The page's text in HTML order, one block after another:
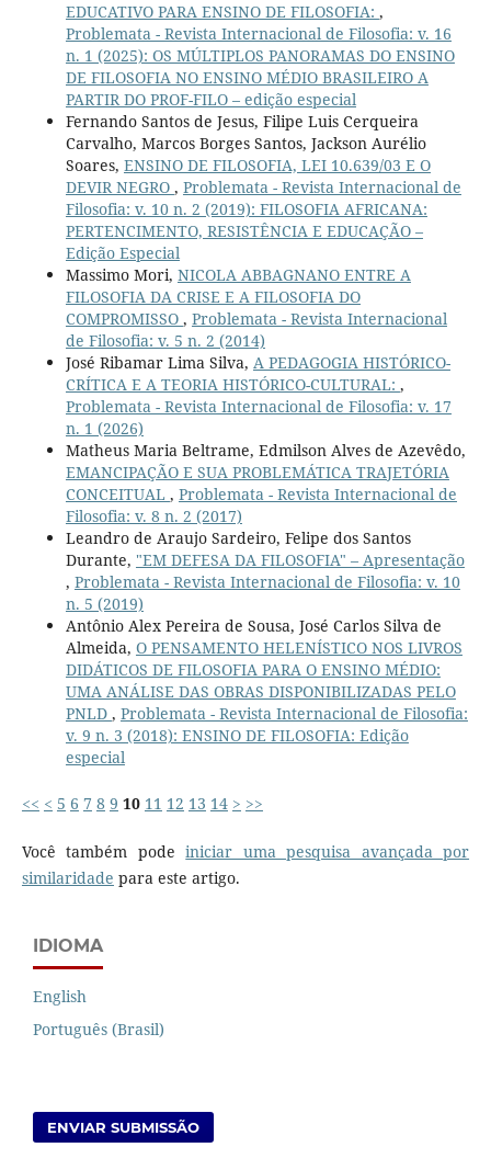
EDUCATIVO PARA ENSINO DE FILOSOFIA: ,
Problemata - Revista Internacional de Filosofia: v. 16
n. 1 (2025): OS MÚLTIPLOS PANORAMAS DO ENSINO
DE FILOSOFIA NO ENSINO MÉDIO BRASILEIRO A
PARTIR DO PROF-FILO – edição especial
Fernando Santos de Jesus, Filipe Luis Cerqueira
Carvalho, Marcos Borges Santos, Jackson Aurélio
Soares, ENSINO DE FILOSOFIA, LEI 10.639/03 E O
DEVIR NEGRO , Problemata - Revista Internacional de
Filosofia: v. 10 n. 2 (2019): FILOSOFIA AFRICANA:
PERTENCIMENTO, RESISTÊNCIA E EDUCAÇÃO –
Edição Especial
Massimo Mori, NICOLA ABBAGNANO ENTRE A
FILOSOFIA DA CRISE E A FILOSOFIA DO
COMPROMISSO , Problemata - Revista Internacional
de Filosofia: v. 5 n. 2 (2014)
José Ribamar Lima Silva, A PEDAGOGIA HISTÓRICO-
CRÍTICA E A TEORIA HISTÓRICO-CULTURAL: ,
Problemata - Revista Internacional de Filosofia: v. 17
n. 1 (2026)
Matheus Maria Beltrame, Edmilson Alves de Azevêdo,
EMANCIPAÇÃO E SUA PROBLEMÁTICA TRAJETÓRIA
CONCEITUAL , Problemata - Revista Internacional de
Filosofia: v. 8 n. 2 (2017)
Leandro de Araujo Sardeiro, Felipe dos Santos
Durante, "EM DEFESA DA FILOSOFIA" – Apresentação
, Problemata - Revista Internacional de Filosofia: v. 10
n. 5 (2019)
Antônio Alex Pereira de Sousa, José Carlos Silva de
Almeida, O PENSAMENTO HELENÍSTICO NOS LIVROS
DIDÁTICOS DE FILOSOFIA PARA O ENSINO MÉDIO:
UMA ANÁLISE DAS OBRAS DISPONIBILIZADAS PELO
PNLD , Problemata - Revista Internacional de Filosofia:
v. 9 n. 3 (2018): ENSINO DE FILOSOFIA: Edição
especial
<< < 5 6 7 8 9 10 11 12 13 14 > >>
Você também podeiniciar uma pesquisa avançada por
similaridade para este artigo.
IDIOMA
English
Português (Brasil)
ENVIAR SUBMISSÃO